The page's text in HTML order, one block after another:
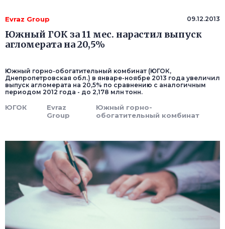
Evraz Group 09.12.2013
Южный ГОК за 11 мес. нарастил выпуск
агломерата на 20,5%
Южный горно-обогатительный комбинат (ЮГОК,
Днепропетровская обл.) в январе-ноябре 2013 года увеличил
выпуск агломерата на 20,5% по сравнению с аналогичным
периодом 2012 года - до 2,178 млн тонн.
ЮГОК
Evraz
Group
Южный горно-
обогатительный комбинат